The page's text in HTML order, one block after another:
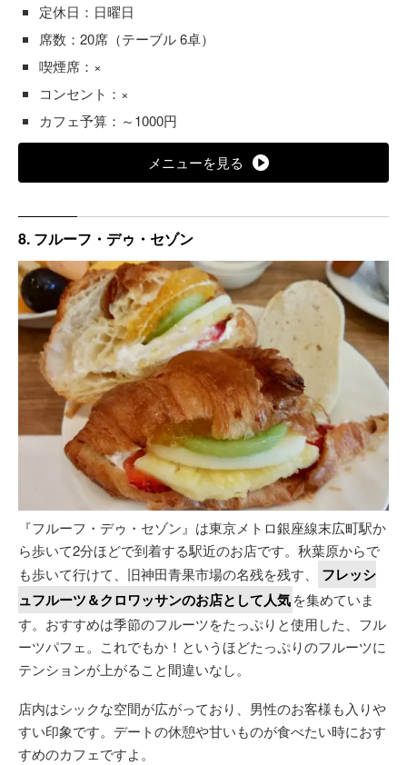
定休日：日曜日
席数：20席（テーブル 6卓）
喫煙席：×
コンセント：×
カフェ予算：～1000円
メニューを見る
8. フルーフ・デゥ・セゾン
『フルーフ・デゥ・セゾン』は東京メトロ銀座線末広町駅か
ら歩いて2分ほどで到着する駅近のお店です。秋葉原からで
も歩いて行けて、旧神田青果市場の名残を残す、
フレッシ
ュフルーツ＆クロワッサンのお店として人気を集めていま
す。おすすめは季節のフルーツをたっぷりと使用した、フル
ーツパフェ。これでもか！というほどたっぷりのフルーツに
テンションが上がること間違いなし。
店内はシックな空間が広がっており、男性のお客様も入りや
すい印象です。デートの休憩や甘いものが食べたい時におす
すめのカフェですよ。